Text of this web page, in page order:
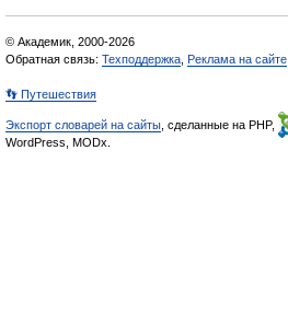
© Академик, 2000-2026
Обратная связь: Техподдержка Реклама на сайте
👣 Путешествия
Экспорт словарей на сайты , сделанные на PHP,
WordPress, MODx.